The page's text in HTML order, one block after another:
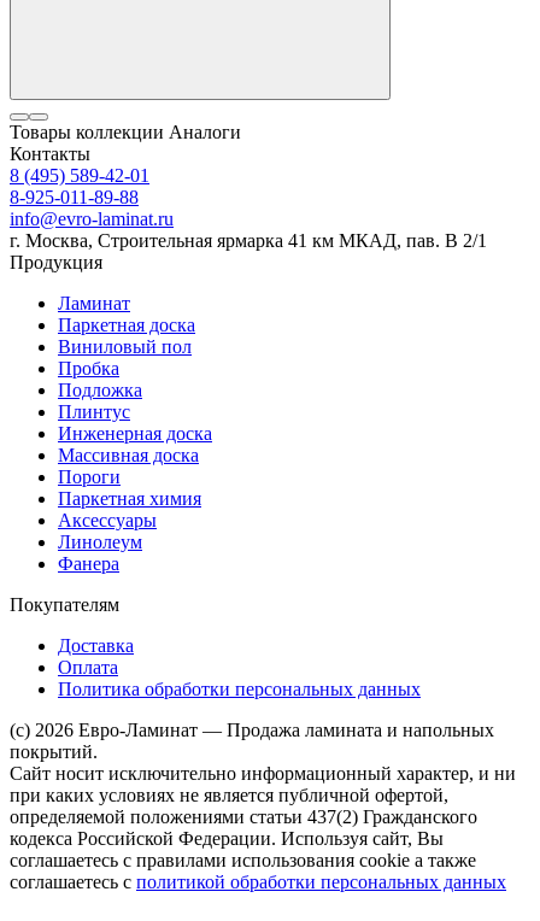
Товары коллекции Аналоги
Контакты
8 (495) 589-42-01
8-925-011-89-88
info@evro-laminat.ru
г. Москва, Строительная ярмарка 41 км МКАД, пав. В 2/1
Продукция
Ламинат
Паркетная доска
Виниловый пол
Пробка
Подложка
Плинтус
Инженерная доска
Массивная доска
Пороги
Паркетная химия
Аксессуары
Линолеум
Фанера
Покупателям
Доставка
Оплата
Политика обработки персональных данных
(c) 2026 Евро-Ламинат — Продажа ламината и напольных
покрытий.
Сайт носит исключительно информационный характер, и ни
при каких условиях не является публичной офертой,
определяемой положениями статьи 437(2) Гражданского
кодекса Российской Федерации. Используя сайт, Вы
соглашаетесь с правилами использования cookie а также
соглашаетесь с политикой обработки персональных данных